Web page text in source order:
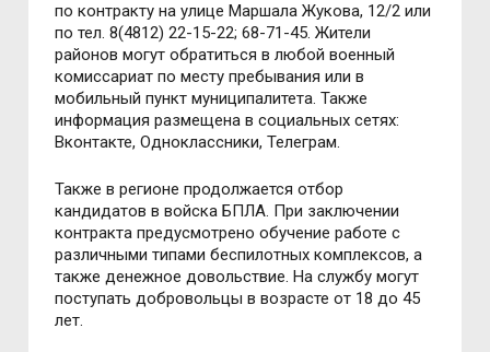
по контракту на улице Маршала Жукова, 12/2 или
по тел. 8(4812) 22-15-22; 68-71-45. Жители
районов могут обратиться в любой военный
комиссариат по месту пребывания или в
мобильный пункт муниципалитета. Также
информация размещена в социальных сетях:
Вконтакте, Одноклассники, Телеграм.
Также в регионе продолжается отбор
кандидатов в войска БПЛА. При заключении
контракта предусмотрено обучение работе с
различными типами беспилотных комплексов, а
также денежное довольствие. На службу могут
поступать добровольцы в возрасте от 18 до 45
лет.